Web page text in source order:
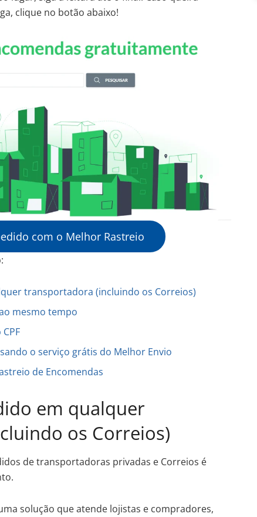
clique no botão abaixo!
com o Melhor Rastreio
transportadora (incluindo os Correios)
mesmo tempo
o serviço grátis do Melhor Envio
de Encomendas
em qualquer
os Correios)
de transportadoras privadas e Correios é
solução que atende lojistas e compradores,